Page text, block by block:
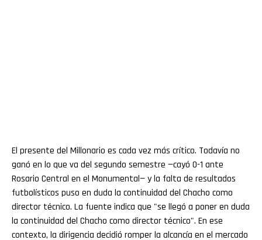
El presente del Millonario es cada vez más crítico. Todavía no
ganó en lo que va del segundo semestre —cayó 0-1 ante
Rosario Central en el Monumental— y la falta de resultados
futbolísticos puso en duda la continuidad del Chacho como
director técnico. La fuente indica que "se llegó a poner en duda
la continuidad del Chacho como director técnico". En ese
contexto, la dirigencia decidió romper la alcancía en el mercado